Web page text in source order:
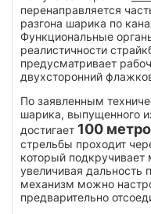
перенаправляется
разгона шарика по
Функциональные
реалистичности
предусматривает
двухсторонний
По заявленным
шарика, выпущенного
достигает 100
стрельбы проходит
который
увеличивая дальность
механизм можно
предварительно